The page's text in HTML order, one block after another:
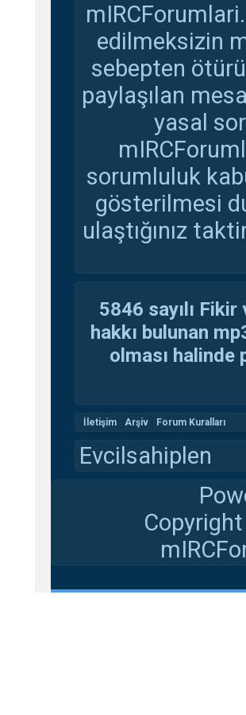
edilmeksizin
sebepten
paylaşılan
yasal
sorumluluk
gösterilmesi
ulaştığınız
5846 sayılı
hakkı bulunan
olması
İletişim Arşiv Forum Kuralları
Evcilsahiplen